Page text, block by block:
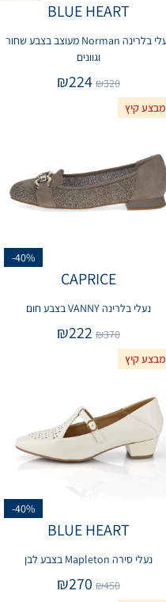
BLUE HEART
נעלי בלרינה Norman מעוצב בצבע שחור
וגוונים
₪320
₪224
מבצע קיץ
-40%
CAPRICE
נעלי בלרינה VANNY בצבע חום
₪370
₪222
מבצע קיץ
-40%
BLUE HEART
נעלי סירה Mapleton בצבע לבן
₪450
₪270